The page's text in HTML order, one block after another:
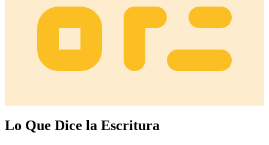
Lo Que Dice la Escritura